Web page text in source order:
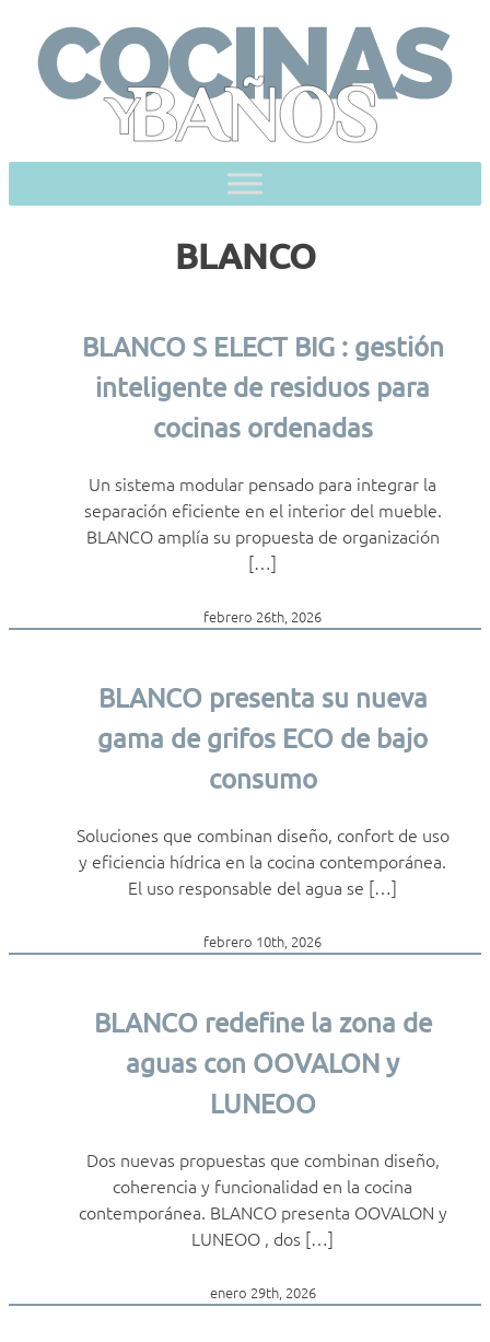
content
BLANCO
BLANCO S ELECT BIG : gestión
inteligente de residuos para
cocinas ordenadas
Un sistema modular pensado para integrar la
separación eficiente en el interior del mueble.
BLANCO amplía su propuesta de organización
[…]
febrero 26th, 2026
BLANCO presenta su nueva
gama de grifos ECO de bajo
consumo
Soluciones que combinan diseño, confort de uso
y eficiencia hídrica en la cocina contemporánea.
El uso responsable del agua se […]
febrero 10th, 2026
BLANCO redefine la zona de
aguas con OOVALON y
LUNEOO
Dos nuevas propuestas que combinan diseño,
coherencia y funcionalidad en la cocina
contemporánea. BLANCO presenta OOVALON y
LUNEOO , dos […]
enero 29th, 2026